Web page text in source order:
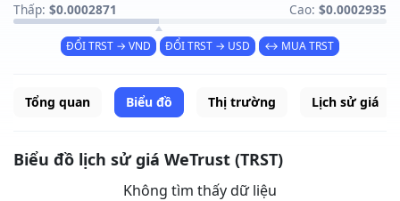
Thấp: $0.0002871 Cao: $0.0002935
ĐỔI TRST → VND ĐỔI TRST → USD ↔ MUA TRST
Tổng quan Biểu đồ Thị trường Lịch sử giá
Biểu đồ lịch sử giá WeTrust (TRST)
Không tìm thấy dữ liệu